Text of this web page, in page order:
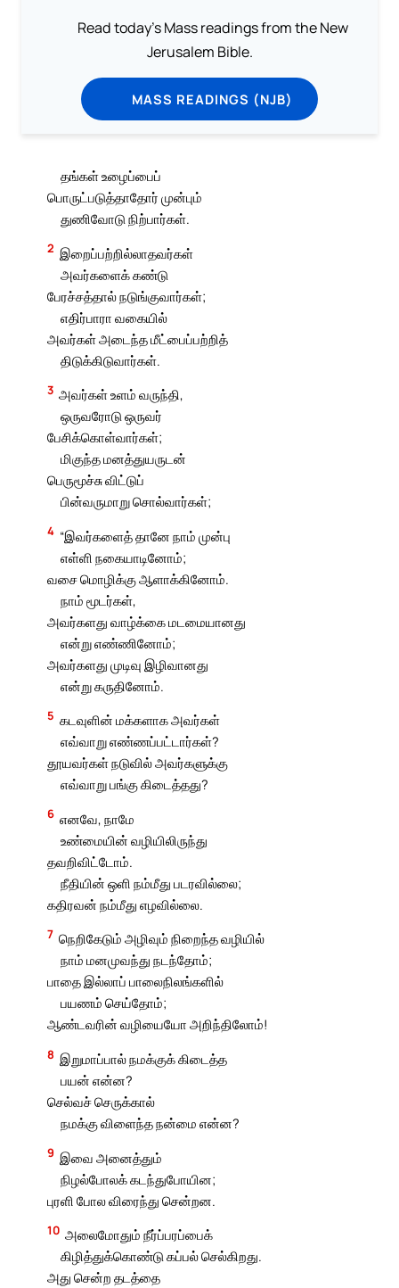
Read today's Mass readings from the New
Jerusalem Bible.
MASS READINGS (NJB)
தங்கள் உழைப்பைப்
பொருட்படுத்தாதோர் முன்பும்
துணிவோடு நிற்பார்கள்.
2 இறைப்பற்றில்லாதவர்கள்
அவர்களைக் கண்டு
பேரச்சத்தால் நடுங்குவார்கள்;
எதிர்பாரா வகையில்
அவர்கள் அடைந்த மீட்பைப்பற்றித்
திடுக்கிடுவார்கள்.
3 அவர்கள் உளம் வருந்தி,
ஒருவரோடு ஒருவர்
பேசிக்கொள்வார்கள்;
மிகுந்த மனத்துயருடன்
பெருமூச்சு விட்டுப்
பின்வருமாறு சொல்வார்கள்;
4 “இவர்களைத் தானே நாம் முன்பு
எள்ளி நகையாடினோம்;
வசை மொழிக்கு ஆளாக்கினோம்.
நாம் மூடர்கள்,
அவர்களது வாழ்க்கை மடமையானது
என்று எண்ணினோம்;
அவர்களது முடிவு இழிவானது
என்று கருதினோம்.
5 கடவுளின் மக்களாக அவர்கள்
எவ்வாறு எண்ணப்பட்டார்கள்?
தூயவர்கள் நடுவில் அவர்களுக்கு
எவ்வாறு பங்கு கிடைத்தது?
6 எனவே, நாமே
உண்மையின் வழியிலிருந்து
தவறிவிட்டோம்.
நீதியின் ஒளி நம்மீது படரவில்லை;
கதிரவன் நம்மீது எழவில்லை.
7 நெறிகேடும் அழிவும் நிறைந்த வழியில்
நாம் மனமுவந்து நடந்தோம்;
பாதை இல்லாப் பாலைநிலங்களில்
பயணம் செய்தோம்;
ஆண்டவரின் வழியையோ அறிந்திலோம்!
8 இறுமாப்பால் நமக்குக் கிடைத்த
பயன் என்ன?
செல்வச் செருக்கால்
நமக்கு விளைந்த நன்மை என்ன?
9 இவை அனைத்தும்
நிழல்போலக் கடந்துபோயின;
புரளி போல விரைந்து சென்றன.
10 அலைமோதும் நீர்ப்பரப்பைக்
கிழித்துக்கொண்டு கப்பல் செல்கிறது.
அது சென்ற தடத்தை